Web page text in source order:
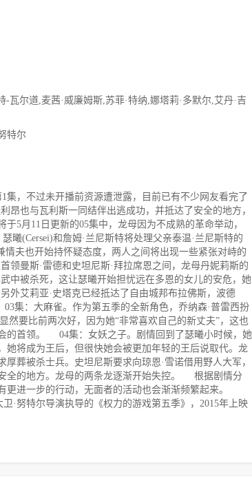
瓦尔道,麦茜·威廉姆斯,苏菲·特纳,娜塔莉·多默尔,艾丹·吉
特尔
集，不过未开播前资源遭泄露，目前已有不少网友看完了
昂也与瓦利斯一同结伴出逃成功，并抵达了安全的地方，
5月11日更新的05集中，龙母因为不成熟的革命举动，
(Cersei)和詹姆·兰尼斯特将处理父亲泰温·兰尼斯特的
夫也开始持怀疑态度，两人之间将出现一些紧张对峙的
领曼斯·雷德和史坦尼斯·拜拉席恩之间，龙母丹妮莉斯的
中被杀死，这让瑟曦开始担忧远在多恩的女儿的安危，她
外艾莉亚·史塔克已经抵达了自由城邦布拉佛斯，波德
集：大麻雀。作为第五季的全新角色，乔纳森·普雷西扮
然要比前两次好，因为她“非常喜欢自己的新丈夫”，这也
的首领。 04集：女妖之子。剧情回到了瑟曦小时候，她
将成为王后，但很快她会被更加年轻的王后说取代。龙
葬被杀士兵。史坦尼斯要求向琼恩·雪诺借用野人大军，
全的地方。龙母的两条龙逐渐开始失控。 根据剧情分
进一步的行动，无面者的活动也会渐渐频繁起来。
·努特尔导演执导的《权力的游戏第五季》，2015年上映